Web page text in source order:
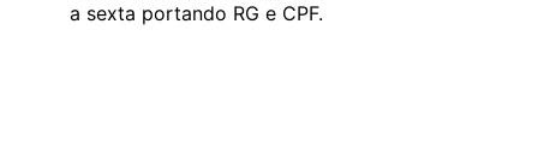
a sexta portando RG e CPF.